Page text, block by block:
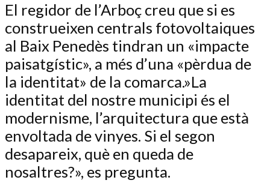
El regidor de l’Arboç creu que si es
construeixen centrals fotovoltaiques
al Baix Penedès tindran un «impacte
paisatgístic», a més d’una «pèrdua de
la identitat» de la comarca.»La
identitat del nostre municipi és el
modernisme, l’arquitectura que està
envoltada de vinyes. Si el segon
desapareix, què en queda de
nosaltres?», es pregunta.